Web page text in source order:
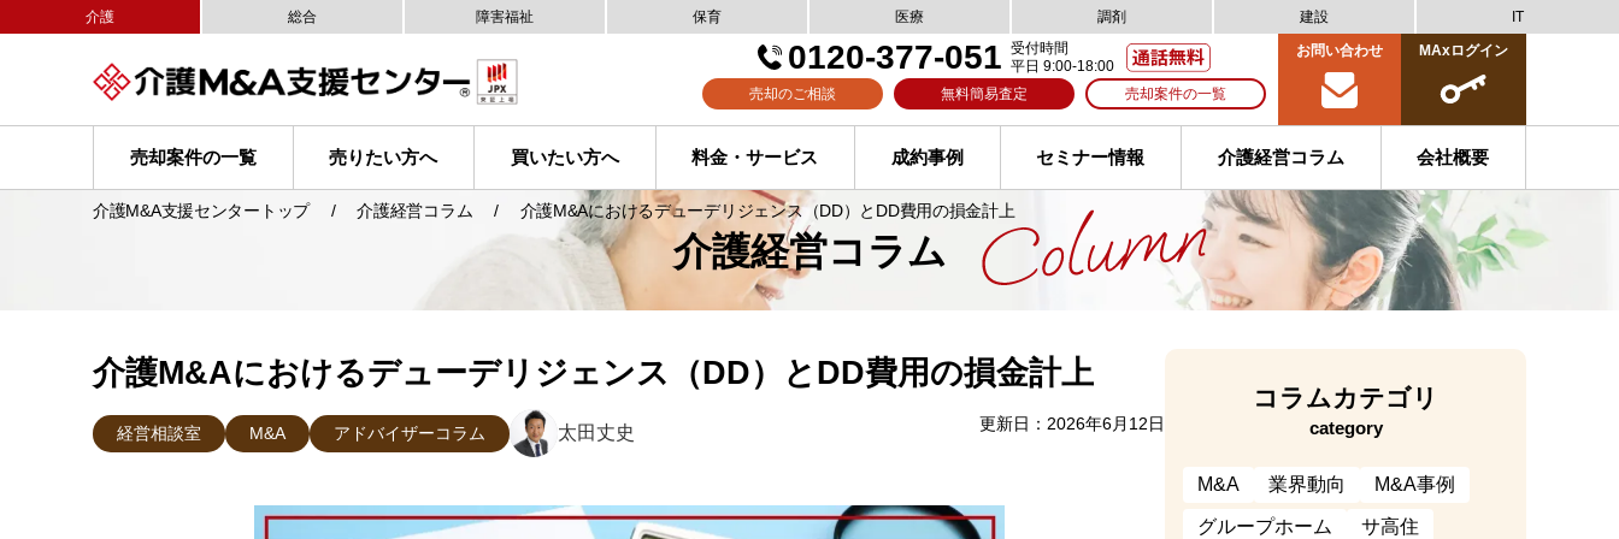
介護 総合 障害福祉 保育 医療 調剤 建設 IT
0120-377-051 受付時間
平日 9:00-18:00
売却のご相談
無料簡易査定 売却案件の一覧
お問い合わせ MAxログイン
売却案件の一覧 売りたい方へ 買いたい方へ 料金・サービス 成約事例 セミナー情報 介護経営コラム 会社概要
介護M&A支援センタートップ 介護経営コラム 介護M&Aにおけるデューデリジェンス（DD）とDD費用の損金計上
介護経営コラム
介護M&Aにおけるデューデリジェンス（DD）とDD費用の損金計上
経営相談室 M&A アドバイザーコラム 太田丈史 更新日：2026年6月12日
コラムカテゴリ
category
M&A 業界動向 M&A事例
グループホーム サ高住